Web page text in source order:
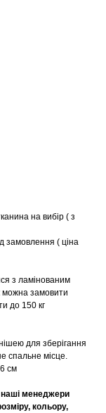
на вибір ( з
замовлення ( ціна
з ламінованим
можна замовити
до 150 кг
для зберігання
спальне місце.
см
менеджери
кольору,